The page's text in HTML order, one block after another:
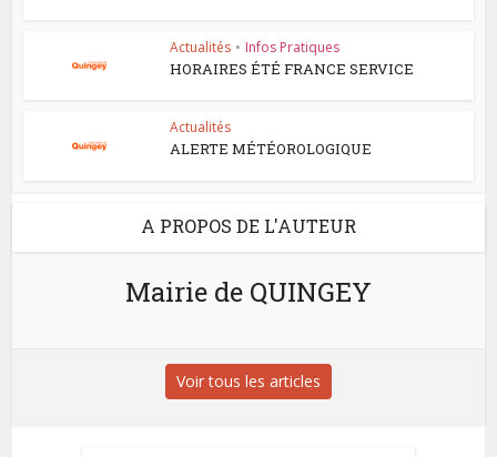
Actualités • Infos Pratiques
HORAIRES ÉTÉ FRANCE SERVICE
Actualités
ALERTE MÉTÉOROLOGIQUE
A PROPOS DE L'AUTEUR
Mairie de QUINGEY
Voir tous les articles